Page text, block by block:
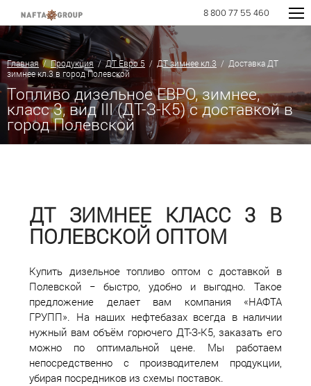
8 800 77 55 460
Главная/Продукция/ДТ Евро 5 / ДТ зимнее кл.3 / Доставка ДТ
зимнее кл.3 в город Полевской
Топливо дизельное ЕВРО, зимнее,
класс 3, вид III (ДТ-З-К5) с доставкой в
город Полевской
ДТ ЗИМНЕЕ КЛАСС 3 В
ПОЛЕВСКОЙ ОПТОМ
Купить дизельное топливо оптом с доставкой в
Полевской − быстро, удобно и выгодно. Такое
предложение делает вам компания «НАФТА
ГРУПП». На наших нефтебазах всегда в наличии
нужный вам объём горючего ДТ-З-К5, заказать его
можно по оптимальной цене. Мы работаем
непосредственно с производителем продукции,
убирая посредников из схемы поставок.